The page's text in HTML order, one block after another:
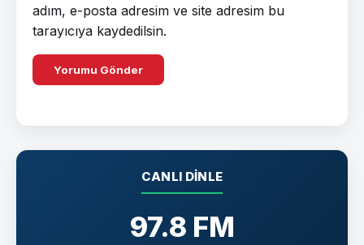
adım, e-posta adresim ve site adresim bu
tarayıcıya kaydedilsin.
CANLI DINLE
97.8 FM